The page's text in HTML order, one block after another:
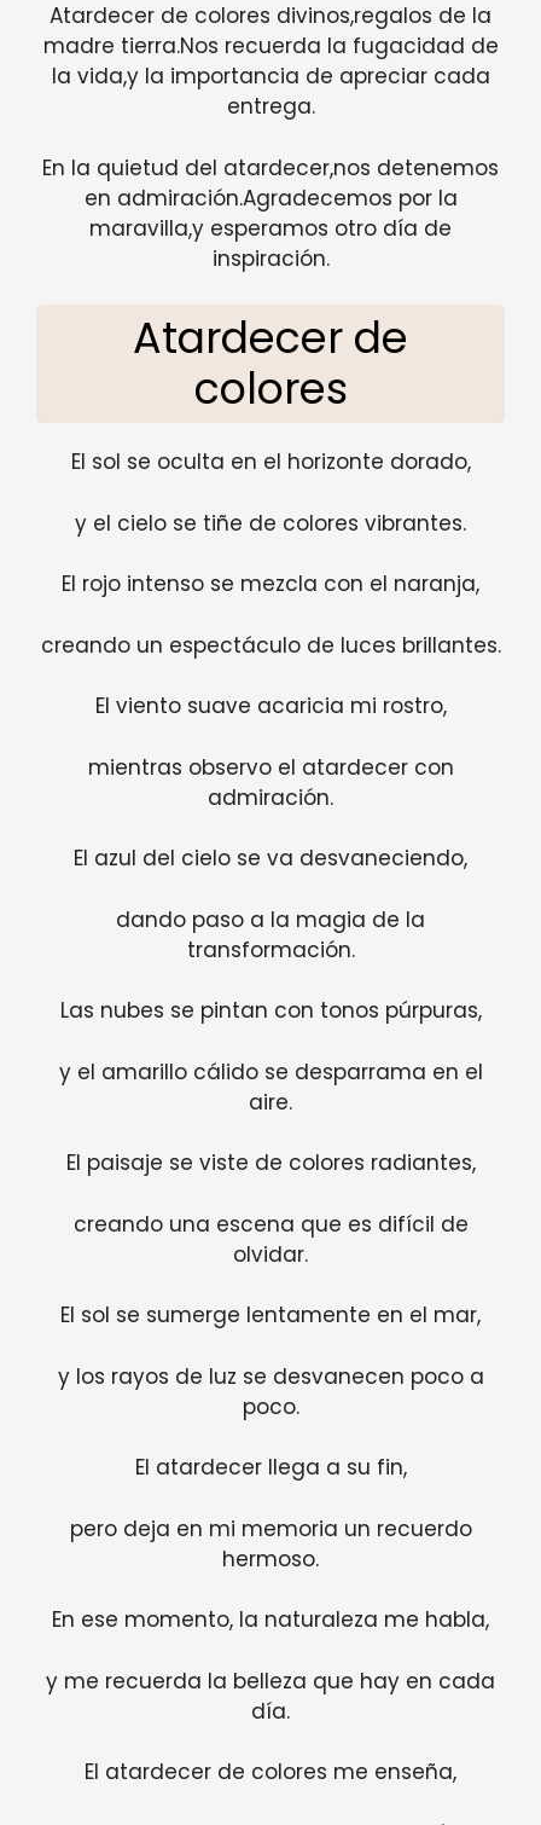
Atardecer de colores divinos,regalos de la
madre tierra.Nos recuerda la fugacidad de
la vida,y la importancia de apreciar cada
entrega.
En la quietud del atardecer,nos detenemos
en admiración.Agradecemos por la
maravilla,y esperamos otro día de
inspiración.
Atardecer de
colores
El sol se oculta en el horizonte dorado,
y el cielo se tiñe de colores vibrantes.
El rojo intenso se mezcla con el naranja,
creando un espectáculo de luces brillantes.
El viento suave acaricia mi rostro,
mientras observo el atardecer con
admiración.
El azul del cielo se va desvaneciendo,
dando paso a la magia de la
transformación.
Las nubes se pintan con tonos púrpuras,
y el amarillo cálido se desparrama en el
aire.
El paisaje se viste de colores radiantes,
creando una escena que es difícil de
olvidar.
El sol se sumerge lentamente en el mar,
y los rayos de luz se desvanecen poco a
poco.
El atardecer llega a su fin,
pero deja en mi memoria un recuerdo
hermoso.
En ese momento, la naturaleza me habla,
y me recuerda la belleza que hay en cada
día.
El atardecer de colores me enseña,